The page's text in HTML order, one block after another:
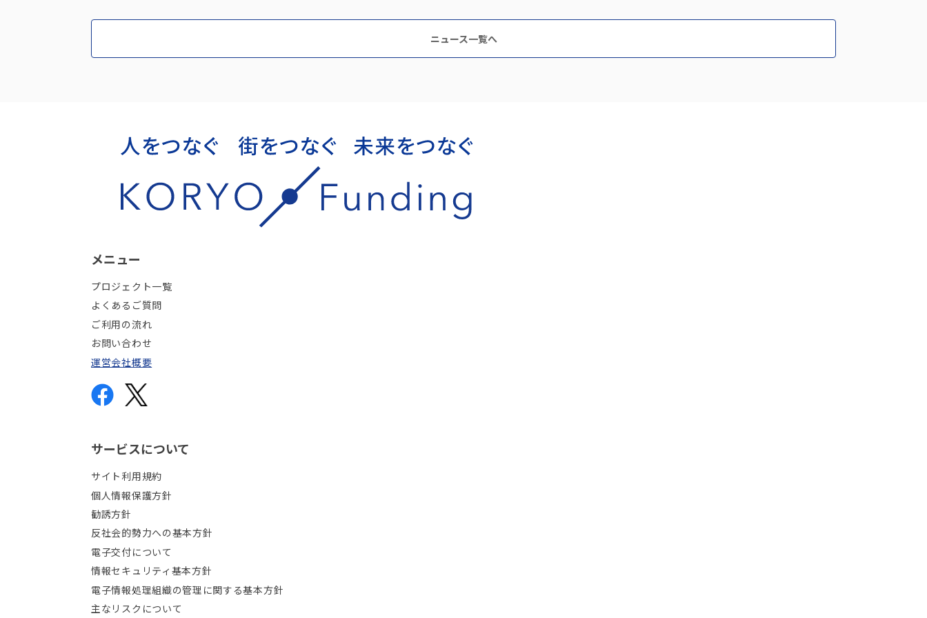
ニュース一覧へ
メニュー
プロジェクト一覧
よくあるご質問
ご利用の流れ
お問い合わせ
運営会社概要
サービスについて
サイト利用規約
個人情報保護方針
勧誘方針
反社会的勢力への基本方針
電子交付について
情報セキュリティ基本方針
電子情報処理組織の管理に関する基本方針
主なリスクについて